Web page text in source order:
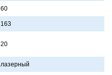
60
163
20
лaзерный